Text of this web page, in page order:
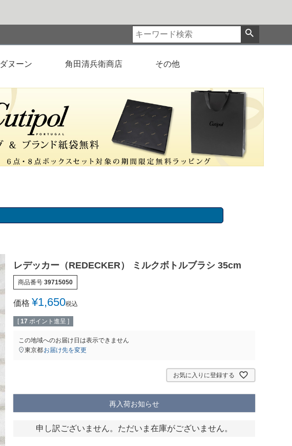
ダヌーン 角田清兵衛商店 その他
レデッカー（REDECKER） ミルクボトルブラシ 35cm
商品番号 39715050
価格 ¥1,650税込
[ 17 ポイント進呈 ]
この地域へのお届け日は表示できません
東京都お届け先を変更
お気に入りに登録する
再入荷お知らせ
申し訳ございません。ただいま在庫がございません。